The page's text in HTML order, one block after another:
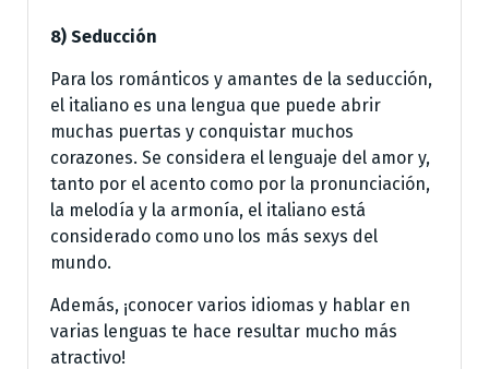
8) Seducción
Para los románticos y amantes de la seducción,
el italiano es una lengua que puede abrir
muchas puertas y conquistar muchos
corazones. Se considera el lenguaje del amor y,
tanto por el acento como por la pronunciación,
la melodía y la armonía, el italiano está
considerado como uno los más sexys del
mundo.
Además, ¡conocer varios idiomas y hablar en
varias lenguas te hace resultar mucho más
atractivo!